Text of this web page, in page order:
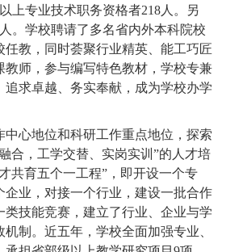
上专业技术职务资格者218人。另
。学校聘请了多名省内外本科院校
任教，同时荟聚行业精英、能工巧匠
教师，参与编写特色教材，学校专兼
追求卓越、务实奉献，成为学校办学
心地位和科研工作重点地位，探索
合，工学交替、实岗实训”的人才培
共育五个一工程”，即开设一个专
企业，对接一个行业，建设一批合作
类技能竞赛，建立了行业、企业与学
制。近五年，学校全面加强专业、